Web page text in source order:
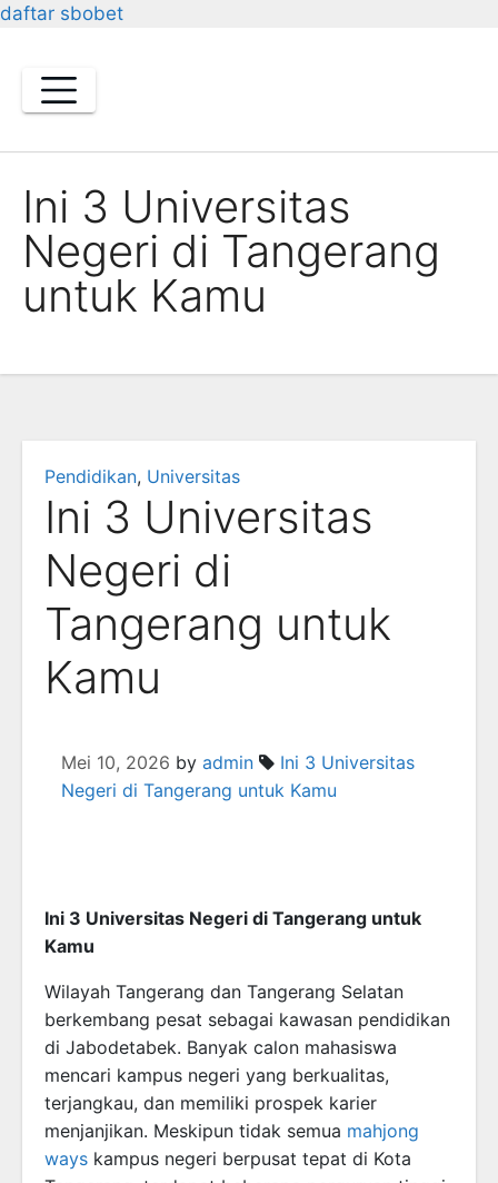
daftar sbobet
content
Ini 3 Universitas
Negeri di Tangerang
untuk Kamu
Pendidikan, Universitas
Ini 3 Universitas
Negeri di
Tangerang untuk
Kamu
Mei 10, 2026 by admin
Ini 3 Universitas
Negeri di Tangerang untuk Kamu
Ini 3 Universitas Negeri di Tangerang untuk
Kamu
Wilayah Tangerang dan Tangerang Selatan
berkembang pesat sebagai kawasan pendidikan
di Jabodetabek. Banyak calon mahasiswa
mencari kampus negeri yang berkualitas,
terjangkau, dan memiliki prospek karier
menjanjikan. Meskipun tidak semua mahjong
ways kampus negeri berpusat tepat di Kota